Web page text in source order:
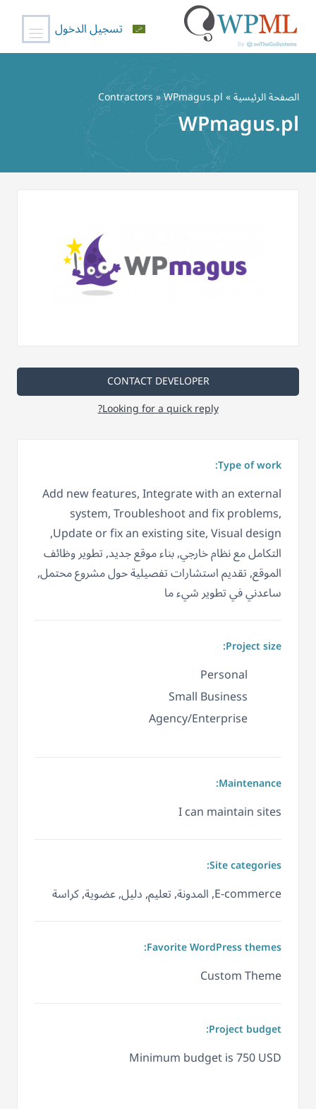
المحتوى
تسجيل الدخول
الصفحة الرئيسية»
Contractors» WPmagus.pl
WPmagus.pl
CONTACT DEVELOPER
Looking for a quick reply?
Type of work:
Add new features, Integrate with an external
system, Troubleshoot and fix problems,
Update or fix an existing site, Visual design,
التكامل مع نظام خارجي, بناء موقع جديد, تطوير وظائف
الموقع, تقديم استشارات تفصيلية حول مشروع محتمل,
ساعدني في تطوير شيء ما
Project size:
Personal
Small Business
Agency/Enterprise
Maintenance:
I can maintain sites
Site categories:
E-commerce, المدونة, تعليم, دليل, عضوية, كراسة
Favorite WordPress themes:
Custom Theme
Project budget:
Minimum budget is 750 USD